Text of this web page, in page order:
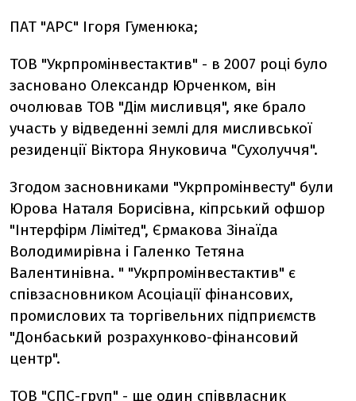
ПАТ "АРС" Ігоря Гуменюка;
ТОВ "Укрпромінвестактив" - в 2007 році було
засновано Олександр Юрченком, він
очолював ТОВ "Дім мисливця", яке брало
участь у відведенні землі для мисливської
резиденції Віктора Януковича "Сухолуччя".
Згодом засновниками "Укрпромінвесту" були
Юрова Наталя Борисівна, кіпрський офшор
"Інтерфірм Лімітед", Єрмакова Зінаїда
Володимирівна і Галенко Тетяна
Валентинівна. " "Укрпромінвестактив" є
співзасновником Асоціації фінансових,
промислових та торгівельних підприємств
"Донбаський розрахунково-фінансовий
центр".
ТОВ "СПС-груп" - ще один співвласник